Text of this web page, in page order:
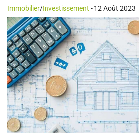
Immobilier/Investissement - 12 Août 2023